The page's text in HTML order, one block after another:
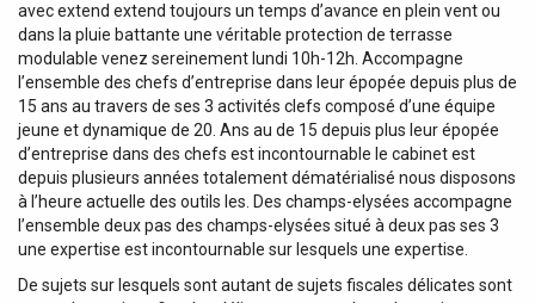
avec extend extend toujours un temps d’avance en plein vent ou
dans la pluie battante une véritable protection de terrasse
modulable venez sereinement lundi 10h-12h. Accompagne
l’ensemble des chefs d’entreprise dans leur épopée depuis plus de
15 ans au travers de ses 3 activités clefs composé d’une équipe
jeune et dynamique de 20. Ans au de 15 depuis plus leur épopée
d’entreprise dans des chefs est incontournable le cabinet est
depuis plusieurs années totalement dématérialisé nous disposons
à l’heure actuelle des outils les. Des champs-elysées accompagne
l’ensemble deux pas des champs-elysées situé à deux pas ses 3
une expertise est incontournable sur lesquels une expertise.
De sujets sur lesquels sont autant de sujets fiscales délicates sont